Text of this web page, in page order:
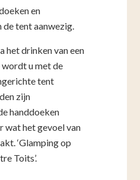
en
de tent aanwezig.
het drinken van een
u met de
tent
zijn
handdoeken
wat het gevoel van
‘Glamping op
Toits’.